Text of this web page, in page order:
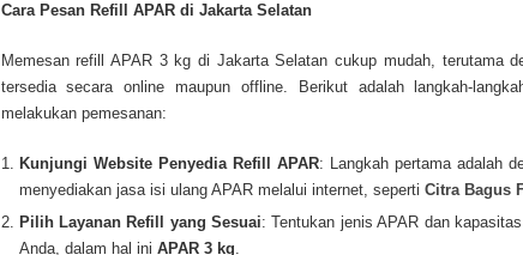
Cara Pesan Refill APAR di Jakarta Selatan
Memesan refill APAR 3 kg di Jakarta Selatan cukup mudah, terutama
tersedia secara online maupun offline. Berikut adalah langkah-
melakukan pemesanan:
Kunjungi Website Penyedia Refill APAR: Langkah pertama adalah
menyediakan jasa isi ulang APAR melalui internet, seperti Citra Bagus
Pilih Layanan Refill yang Sesuai: Tentukan jenis APAR dan
Anda, dalam hal ini APAR 3 kg.